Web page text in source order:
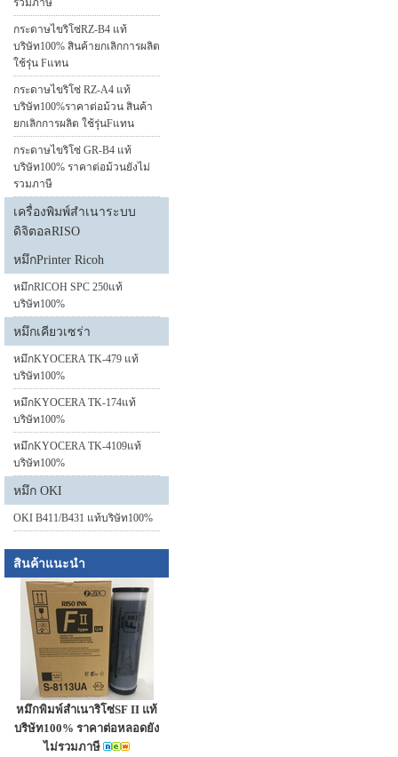
รวมภาษี
กระดาษไขริโซ่RZ-B4 แท้
บริษัท100% สินค้ายกเลิกการผลิต
ใช้รุ่น Fแทน
กระดาษไขริโซ่ RZ-A4 แท้
บริษัท100%ราคาต่อม้วน สินค้า
ยกเลิกการผลิต ใช้รุ่นFแทน
กระดาษไขริโซ่ GR-B4 แท้
บริษัท100% ราคาต่อม้วนยังไม่
รวมภาษี
เครื่องพิมพ์สำเนาระบบ
ดิจิตอลRISO
หมึกPrinter Ricoh
หมึกRICOH SPC 250แท้
บริษัท100%
หมึกเคียวเซร่า
หมึกKYOCERA TK-479 แท้
บริษัท100%
หมึกKYOCERA TK-174แท้
บริษัท100%
หมึกKYOCERA TK-4109แท้
บริษัท100%
หมึก OKI
OKI B411/B431 แท้บริษัท100%
สินค้าแนะนำ
หมึกพิมพ์สำเนาริโซ่SF II แท้
บริษัท100% ราคาต่อหลอดยัง
ไม่รวมภาษี